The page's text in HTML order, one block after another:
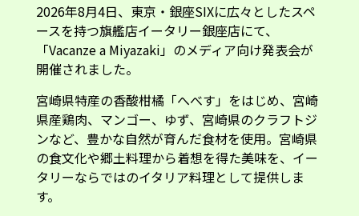
2026年8月4日、東京・銀座SIXに広々としたスペ
ースを持つ旗艦店イータリー銀座店にて、
「Vacanze a Miyazaki」のメディア向け発表会が
開催されました。
宮崎県特産の香酸柑橘「へべす」をはじめ、宮崎
県産鶏肉、マンゴー、ゆず、宮崎県のクラフトジ
ンなど、豊かな自然が育んだ食材を使用。宮崎県
の食文化や郷土料理から着想を得た美味を、イー
タリーならではのイタリア料理として提供しま
す。